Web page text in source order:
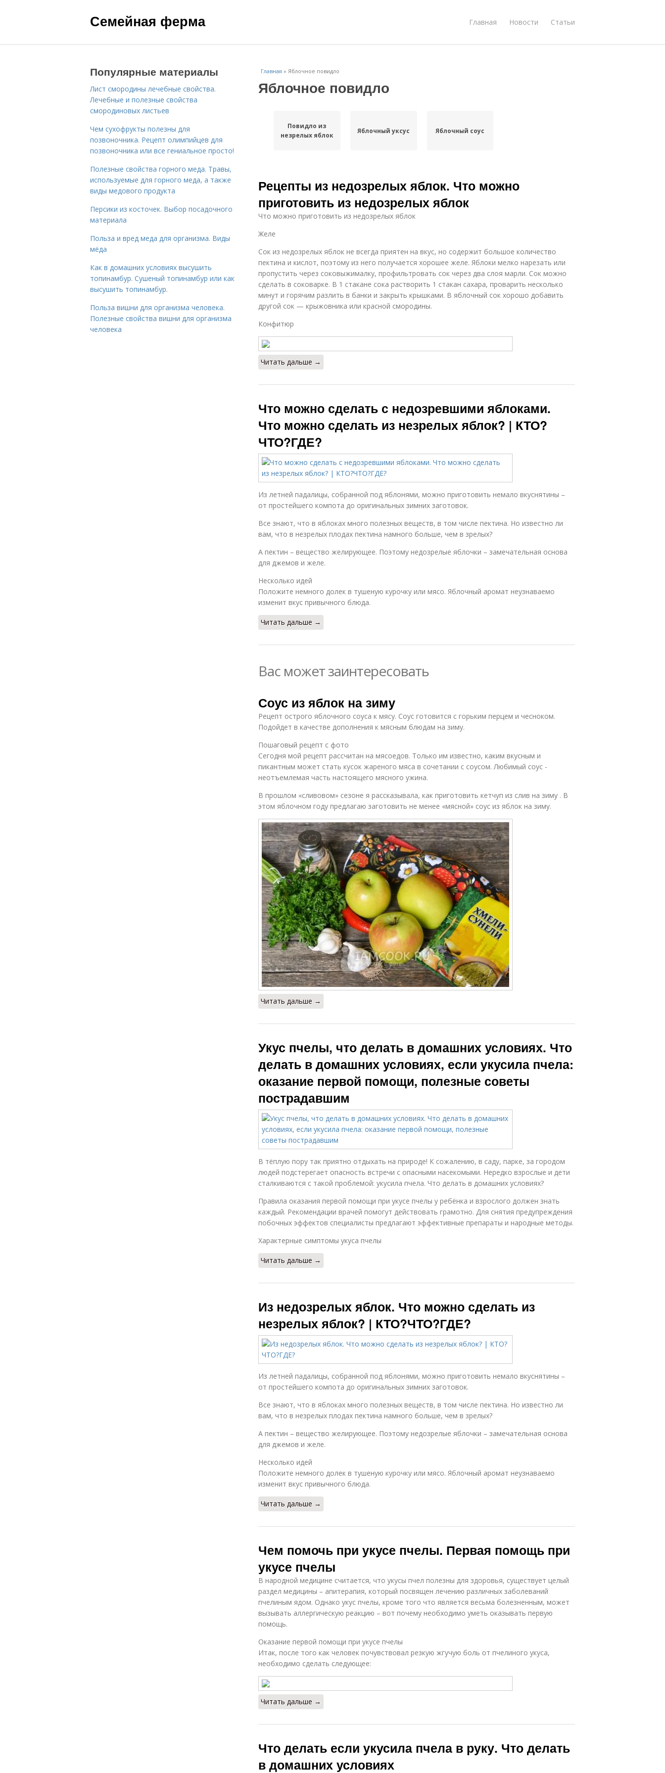
Семейная ферма Главная Новости Статьи
Главная » Яблочное повидло
Яблочное повидло
Повидло из
незрелых яблок
Яблочный уксус Яблочный соус
Рецепты из недозрелых яблок. Что можно
приготовить из недозрелых яблок
Что можно приготовить из недозрелых яблок
Желе
Сок из недозрелых яблок не всегда приятен на вкус, но содержит большое количество
пектина и кислот, поэтому из него получается хорошее желе. Яблоки мелко нарезать или
пропустить через соковыжималку, профильтровать сок через два слоя марли. Сок можно
сделать в соковарке. В 1 стакане сока растворить 1 стакан сахара, проварить несколько
минут и горячим разлить в банки и закрыть крышками. В яблочный сок хорошо добавить
другой сок — крыжовника или красной смородины.
Конфитюр
Читать дальше →
Что можно сделать с недозревшими яблоками.
Что можно сделать из незрелых яблок? | КТО?
ЧТО?ГДЕ?
Из летней падалицы, собранной под яблонями, можно приготовить немало вкуснятины –
от простейшего компота до оригинальных зимних заготовок.
Все знают, что в яблоках много полезных веществ, в том числе пектина. Но известно ли
вам, что в незрелых плодах пектина намного больше, чем в зрелых?
А пектин – вещество желирующее. Поэтому недозрелые яблочки – замечательная основа
для джемов и желе.
Несколько идей
Положите немного долек в тушеную курочку или мясо. Яблочный аромат неузнаваемо
изменит вкус привычного блюда.
Читать дальше →
Вас может заинтересовать
Соус из яблок на зиму
Рецепт острого яблочного соуса к мясу. Соус готовится с горьким перцем и чесноком.
Подойдет в качестве дополнения к мясным блюдам на зиму.
Пошаговый рецепт с фото
Сегодня мой рецепт рассчитан на мясоедов. Только им известно, каким вкусным и
пикантным может стать кусок жареного мяса в сочетании с соусом. Любимый соус -
неотъемлемая часть настоящего мясного ужина.
В прошлом «сливовом» сезоне я рассказывала, как приготовить кетчуп из слив на зиму . В
этом яблочном году предлагаю заготовить не менее «мясной» соус из яблок на зиму.
Читать дальше →
Укус пчелы, что делать в домашних условиях. Что
делать в домашних условиях, если укусила пчела:
оказание первой помощи, полезные советы
пострадавшим
В тёплую пору так приятно отдыхать на природе! К сожалению, в саду, парке, за городом
людей подстерегает опасность встречи с опасными насекомыми. Нередко взрослые и дети
сталкиваются с такой проблемой: укусила пчела. Что делать в домашних условиях?
Правила оказания первой помощи при укусе пчелы у ребёнка и взрослого должен знать
каждый. Рекомендации врачей помогут действовать грамотно. Для снятия предупреждения
побочных эффектов специалисты предлагают эффективные препараты и народные методы.
Характерные симптомы укуса пчелы
Читать дальше →
Из недозрелых яблок. Что можно сделать из
незрелых яблок? | КТО?ЧТО?ГДЕ?
Из летней падалицы, собранной под яблонями, можно приготовить немало вкуснятины –
от простейшего компота до оригинальных зимних заготовок.
Все знают, что в яблоках много полезных веществ, в том числе пектина. Но известно ли
вам, что в незрелых плодах пектина намного больше, чем в зрелых?
А пектин – вещество желирующее. Поэтому недозрелые яблочки – замечательная основа
для джемов и желе.
Несколько идей
Положите немного долек в тушеную курочку или мясо. Яблочный аромат неузнаваемо
изменит вкус привычного блюда.
Читать дальше →
Чем помочь при укусе пчелы. Первая помощь при
укусе пчелы
В народной медицине считается, что укусы пчел полезны для здоровья, существует целый
раздел медицины – апитерапия, который посвящен лечению различных заболеваний
пчелиным ядом. Однако укус пчелы, кроме того что является весьма болезненным, может
вызывать аллергическую реакцию – вот почему необходимо уметь оказывать первую
помощь.
Оказание первой помощи при укусе пчелы
Итак, после того как человек почувствовал резкую жгучую боль от пчелиного укуса,
необходимо сделать следующее:
Читать дальше →
Что делать если укусила пчела в руку. Что делать
в домашних условиях
Популярные материалы
Лист смородины лечебные свойства.
Лечебные и полезные свойства
смородиновых листьев
Чем сухофрукты полезны для
позвоночника. Рецепт олимпийцев для
позвоночника или все гениальное просто!
Полезные свойства горного меда. Травы,
используемые для горного меда, а также
виды медового продукта
Персики из косточек. Выбор посадочного
материала
Польза и вред меда для организма. Виды
мёда
Как в домашних условиях высушить
топинамбур. Сушеный топинамбур или как
высушить топинамбур.
Польза вишни для организма человека.
Полезные свойства вишни для организма
человека